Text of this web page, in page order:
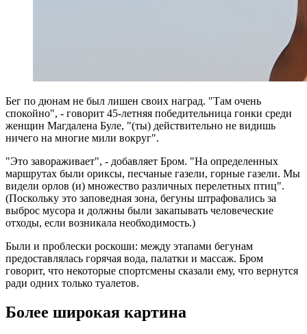
Бег по дюнам не был лишен своих наград. "Там очень
спокойно", - говорит 45-летняя победительница гонки среди
женщин Магдалена Буле, "(ты) действительно не видишь
ничего на многие мили вокруг".
"Это завораживает", - добавляет Бром. "На определенных
маршрутах были ориксы, песчаные газели, горные газели. Мы
видели орлов (и) множество различных перелетных птиц".
(Поскольку это заповедная зона, бегуны штрафовались за
выброс мусора и должны были закапывать человеческие
отходы, если возникала необходимость.)
Были и проблески роскоши: между этапами бегунам
предоставлялась горячая вода, палатки и массаж. Бром
говорит, что некоторые спортсмены сказали ему, что вернутся
ради одних только туалетов.
Более широкая картина